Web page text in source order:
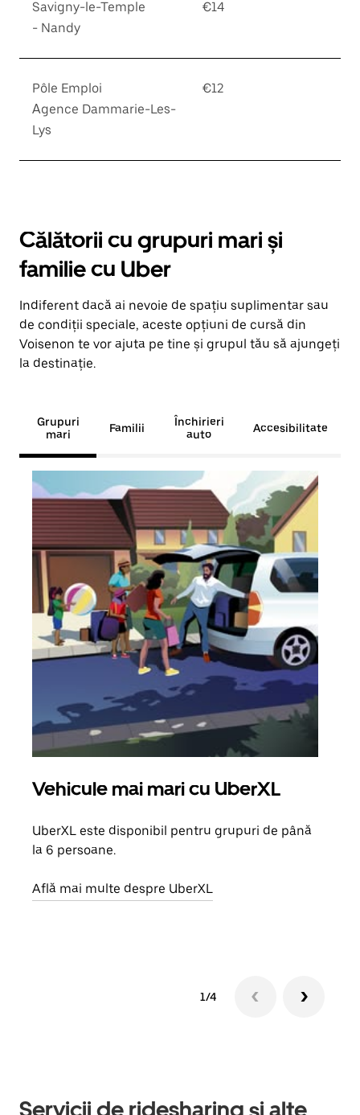
Savigny-le-Temple
- Nandy
€14
Pôle Emploi
Agence Dammarie-Les-
Lys
€12
Călătorii cu grupuri mari și
familie cu Uber
Indiferent dacă ai nevoie de spațiu suplimentar sau
de condiții speciale, aceste opțiuni de cursă din
Voisenon te vor ajuta pe tine și grupul tău să ajungeți
la destinație.
Grupuri
mari
Familii
Închirieri
auto
Accesibilitate
Vehicule mai mari cu UberXL
UberXL este disponibil pentru grupuri de până
la 6 persoane.
Află mai multe despre UberXL
1/4
Servicii de ridesharing și alte